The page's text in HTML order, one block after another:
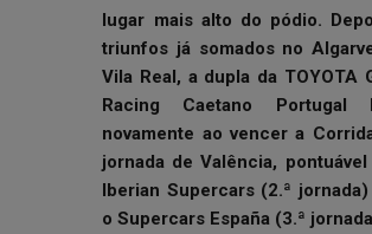
lugar mais alto do pódio.
triunfos já somados no
Vila Real, a dupla da TOYOTA
Racing Caetano Portugal
novamente ao vencer a
jornada de Valência,
Iberian Supercars (2.ª
o Supercars España (3.ª